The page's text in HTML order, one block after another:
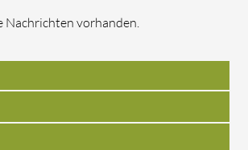
Nachrichten vorhanden.